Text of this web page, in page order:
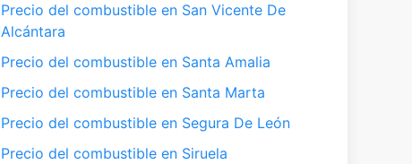
Precio del combustible en San Vicente De
Alcántara
Precio del combustible en Santa Amalia
Precio del combustible en Santa Marta
Precio del combustible en Segura De León
Precio del combustible en Siruela